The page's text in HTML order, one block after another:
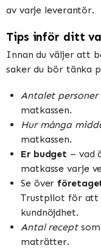
av varje leverantör.
Tips inför ditt
Innan du väljer att
saker du bör tänka
Antalet personer
matkassen.
Hur många
matkassen.
Er budget – vad
matkasse varje
Se över
Trustpilot för att
kundnöjdhet.
Antal receptsom
maträtter.